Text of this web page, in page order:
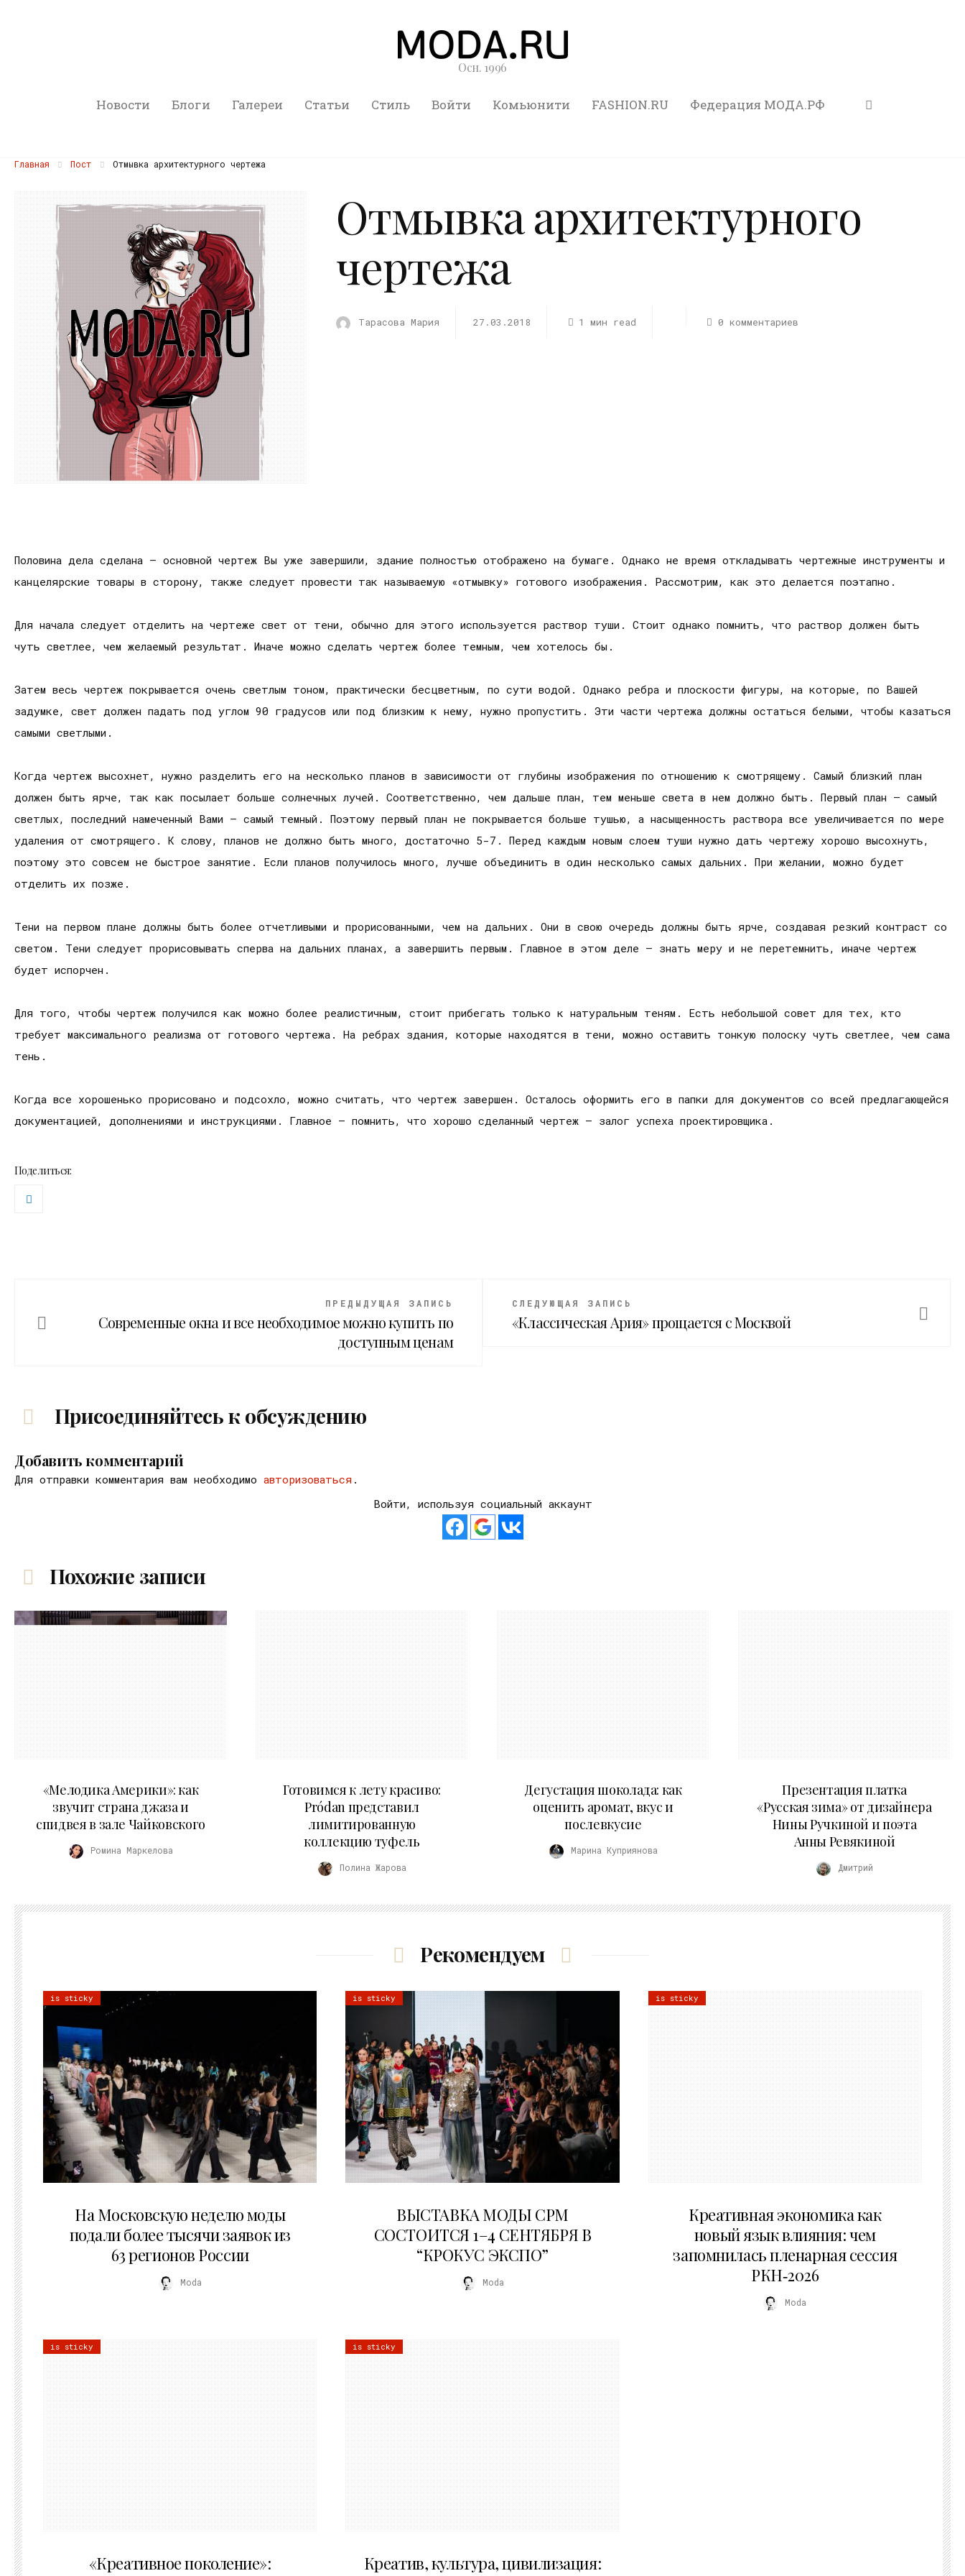
Осн. 1996
Новости Блоги Галереи Статьи Стиль Войти Комьюнити FASHION.RU Федерация МОДА.РФ
Главная Пост Отмывка архитектурного чертежа
Отмывка архитектурного
чертежа
Тарасова Мария 27.03.2018 1 мин read 0 комментариев
Половина дела сделана – основной чертеж Вы уже завершили, здание полностью отображено на бумаге. Однако не время откладывать чертежные инструменты и
канцелярские товары в сторону, также следует провести так называемую «отмывку» готового изображения. Рассмотрим, как это делается поэтапно.
Для начала следует отделить на чертеже свет от тени, обычно для этого используется раствор туши. Стоит однако помнить, что раствор должен быть
чуть светлее, чем желаемый результат. Иначе можно сделать чертеж более темным, чем хотелось бы.
Затем весь чертеж покрывается очень светлым тоном, практически бесцветным, по сути водой. Однако ребра и плоскости фигуры, на которые, по Вашей
задумке, свет должен падать под углом 90 градусов или под близким к нему, нужно пропустить. Эти части чертежа должны остаться белыми, чтобы казаться
самыми светлыми.
Когда чертеж высохнет, нужно разделить его на несколько планов в зависимости от глубины изображения по отношению к смотрящему. Самый близкий план
должен быть ярче, так как посылает больше солнечных лучей. Соответственно, чем дальше план, тем меньше света в нем должно быть. Первый план – самый
светлых, последний намеченный Вами – самый темный. Поэтому первый план не покрывается больше тушью, а насыщенность раствора все увеличивается по мере
удаления от смотрящего. К слову, планов не должно быть много, достаточно 5-7. Перед каждым новым слоем туши нужно дать чертежу хорошо высохнуть,
поэтому это совсем не быстрое занятие. Если планов получилось много, лучше объединить в один несколько самых дальних. При желании, можно будет
отделить их позже.
Тени на первом плане должны быть более отчетливыми и прорисованными, чем на дальних. Они в свою очередь должны быть ярче, создавая резкий контраст со
светом. Тени следует прорисовывать сперва на дальних планах, а завершить первым. Главное в этом деле – знать меру и не перетемнить, иначе чертеж
будет испорчен.
Для того, чтобы чертеж получился как можно более реалистичным, стоит прибегать только к натуральным теням. Есть небольшой совет для тех, кто
требует максимального реализма от готового чертежа. На ребрах здания, которые находятся в тени, можно оставить тонкую полоску чуть светлее, чем сама
тень.
Когда все хорошенько прорисовано и подсохло, можно считать, что чертеж завершен. Осталось оформить его в папки для документов со всей предлагающейся
документацией, дополнениями и инструкциями. Главное – помнить, что хорошо сделанный чертеж – залог успеха проектировщика.
Поделиться:
ПРЕДЫДУЩАЯ ЗАПИСЬ
Современные окна и все необходимое можно купить по
доступным ценам
СЛЕДУЮЩАЯ ЗАПИСЬ
«Классическая Ария» прощается с Москвой
Присоединяйтесь к обсуждению
Добавить комментарий
Для отправки комментария вам необходимо авторизоваться .
Войти, используя социальный аккаунт
Похожие записи
«Мелодика Америки»: как
звучит страна джаза и
спидвея в зале Чайковского
Ромина Маркелова
Готовимся к лету красиво:
Pródan представил
лимитированную
коллекцию туфель
Полина Жарова
Дегустация шоколада: как
оценить аромат, вкус и
послевкусие
Марина Куприянова
Презентация платка
«Русская зима» от дизайнера
Нины Ручкиной и поэта
Анны Ревякиной
Дмитрий
Рекомендуем
is sticky
На Московскую неделю моды
подали более тысячи заявок из
63 регионов России
Moda
is sticky
ВЫСТАВКА МОДЫ CPM
СОСТОИТСЯ 1–4 СЕНТЯБРЯ В
“КРОКУС ЭКСПО”
Moda
is sticky
Креативная экономика как
новый язык влияния: чем
запомнилась пленарная сессия
РКН‑2026
Moda
is sticky
«Креативное поколение»:
is sticky
Креатив, культура, цивилизация: